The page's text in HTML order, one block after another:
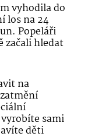
vyhodila do
los na 24
Popeláři
začali hledat
na
sami
děti